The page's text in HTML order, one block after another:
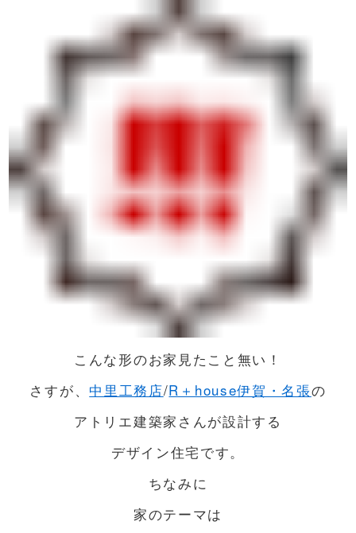
こんな形のお家見たこと無い！
さすが、 中里工務店/R＋house伊賀・名張の
アトリエ建築家さんが設計する
デザイン住宅です。
ちなみに
家のテーマは